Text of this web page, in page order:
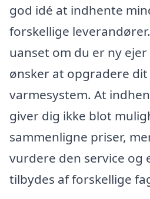
god idé at indhente
forskellige
uanset om du er ny
ønsker at opgradere
varmesystem. At
giver dig ikke blot
sammenligne priser,
vurdere den service og
tilbydes af forskellige